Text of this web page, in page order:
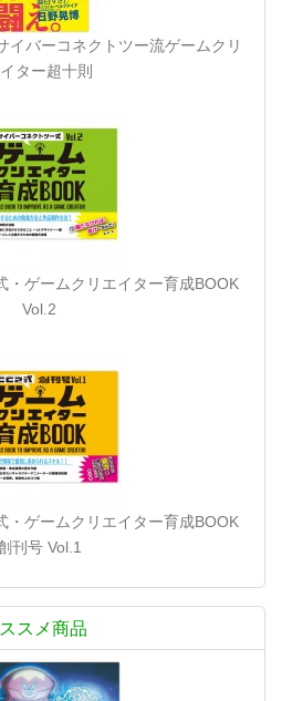
イバーコネクトツー流ゲームクリ
ター超十則
・ゲームクリエイター育成BOOK
Vol.2
・ゲームクリエイター育成BOOK
刊号 Vol.1
スメ商品